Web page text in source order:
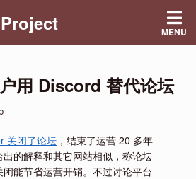
MENU
用 Discord 替代论坛
关闭了论坛 ，结束了运营 20 多年
的解释和其它网站相似，称论坛
能节省运营开销。不过讨论平台